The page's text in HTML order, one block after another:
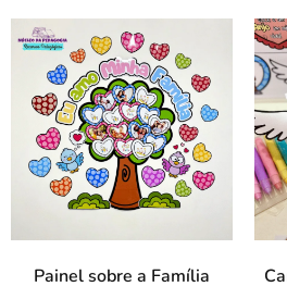
Painel sobre a Família